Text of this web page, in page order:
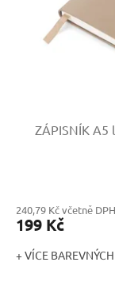
ZÁPISNÍK A5
240,79 Kč včetně DPH
199 Kč
+ VÍCE